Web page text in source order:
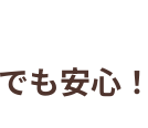
も安心